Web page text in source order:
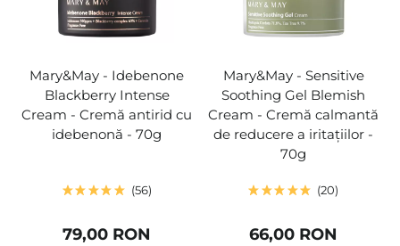
Mary&May - Idebenone
Blackberry Intense
Cream - Cremă antirid cu
idebenonă - 70g
56
79,00 RON
Mary&May - Sensitive
Soothing Gel Blemish
Cream - Cremă calmantă
de reducere a iritațiilor -
70g
20
66,00 RON